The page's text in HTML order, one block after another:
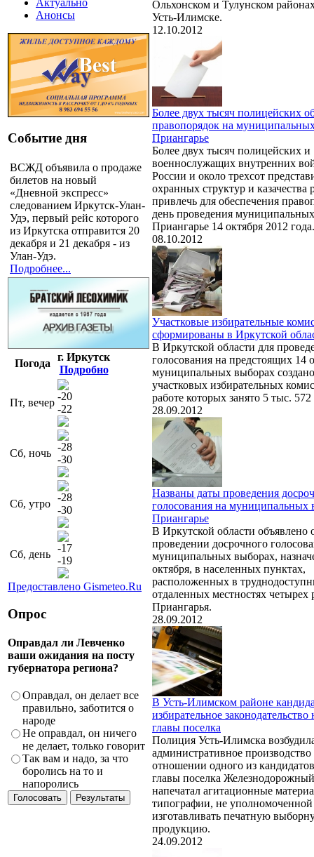
Актуально
Анонсы
Событие дня
ВСЖД объявила о продаже
билетов на новый
«Дневной экспресс»
следованием Иркутск-Улан-
Удэ, первый рейс которого
из Иркутска отправится 20
декабря и 21 декабря - из
Улан-Удэ.
Подробнее...
Погода
г. Иркутск
Подробно
Пт, вечер
-20
-22
Сб, ночь
-28
-30
Сб, утро
-28
-30
Сб, день
-17
-19
Предоставлено Gismeteo.Ru
Опрос
Оправдал ли Левченко
ваши ожидания на посту
губернатора региона?
Оправдал, он делает все
правильно, заботится о
народе
Не оправдал, он ничего
не делает, только говорит
Так вам и надо, за что
боролись на то и
напоролись
Ольхонском и Тулунском
Усть-Илимске.
12.10.2012
Более двух тысяч полицейских
правопорядок на
Приангарье
Более двух тысяч полицейских и
военнослужащих внутренних
России и около трехсот
охранных структур и казачества
привлечь для обеспечения
день проведения
Приангарье 14 октября 2012 года.
08.10.2012
Участковые избирательные
сформированы в Иркутской
В Иркутской области для
голосования на предстоящих 14
муниципальных выборах
участковых избирательных
работе которых занято 5 тыс. 572
28.09.2012
Названы даты проведения
голосования на муниципальных
Приангарье
В Иркутской области объявлено
проведении досрочного
муниципальных выборах,
октября, в населенных пунктах,
расположенных в
отдаленных местностях четырех
Приангарья.
28.09.2012
В Усть-Илимском районе
избирательное
главы поселка
Полиция Усть-Илимска
административное производство
отношении одного из
главы поселка
напечатал агитационные
типографии, не уполномоченной
изготавливать печатную
продукцию.
24.09.2012